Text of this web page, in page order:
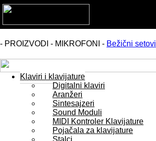
- PROIZVODI - MIKROFONI - Bežični setovi
Klaviri i klavijature
Digitalni klaviri
Aranžeri
Sintesajzeri
Sound Moduli
MIDI Kontroler Klavijature
Pojačala za klavijature
Stalci